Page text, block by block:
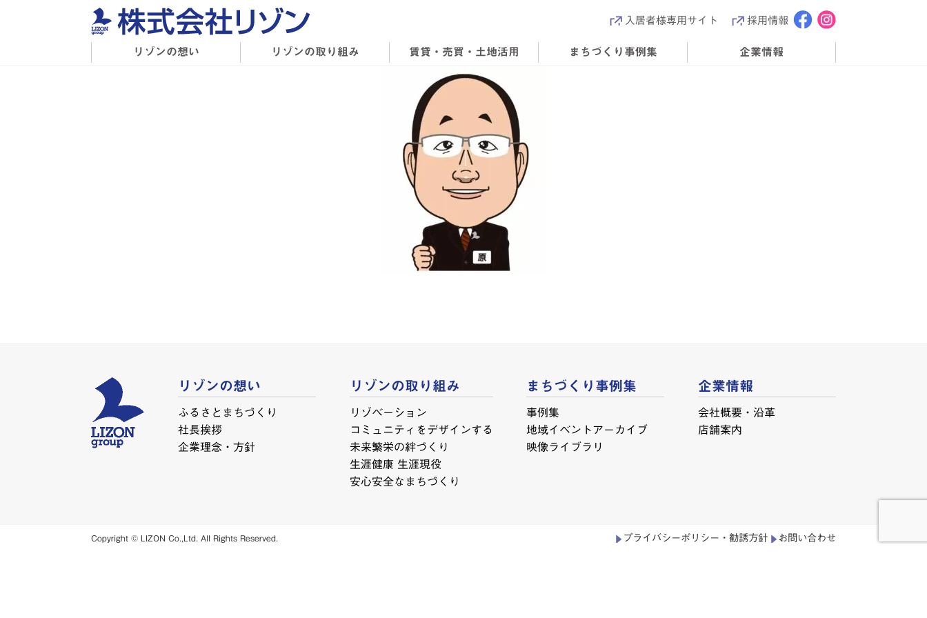
入居者様専用サイト 採用情報
リゾンの想い リゾンの取り組み 賃貸・売買・土地活用 まちづくり事例集 企業情報
リゾンの想い
ふるさとまちづくり
社長挨拶
企業理念・方針
リゾンの取り組み
リゾベーション
コミュニティをデザインする
未来繁栄の絆づくり
生涯健康 生涯現役
安心安全なまちづくり
まちづくり事例集
事例集
地域イベントアーカイブ
映像ライブラリ
企業情報
会社概要・沿革
店舗案内
Copyright © LIZON Co.,Ltd. All Rights Reserved. プライバシーポリシー・勧誘方針 お問い合わせ